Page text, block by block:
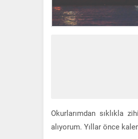
Okurlarımdan sıklıkla
alıyorum. Yıllar önce